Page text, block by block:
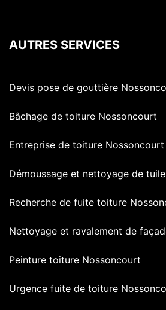
AUTRES SERVICES
Devis pose de gouttière
Bâchage de toiture Nossoncourt
Entreprise de toiture Nossoncourt
Démoussage et nettoyage de
Recherche de fuite toiture
Nettoyage et ravalement de
Peinture toiture Nossoncourt
Urgence fuite de toiture